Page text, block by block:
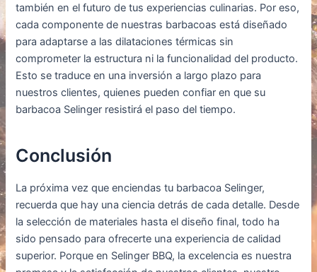
también en el futuro de tus experiencias culinarias. Por eso,
cada componente de nuestras barbacoas está diseñado
para adaptarse a las dilataciones térmicas sin
comprometer la estructura ni la funcionalidad del producto.
Esto se traduce en una inversión a largo plazo para
nuestros clientes, quienes pueden confiar en que su
barbacoa Selinger resistirá el paso del tiempo.
Conclusión
La próxima vez que enciendas tu barbacoa Selinger,
recuerda que hay una ciencia detrás de cada detalle. Desde
la selección de materiales hasta el diseño final, todo ha
sido pensado para ofrecerte una experiencia de calidad
superior. Porque en Selinger BBQ, la excelencia es nuestra